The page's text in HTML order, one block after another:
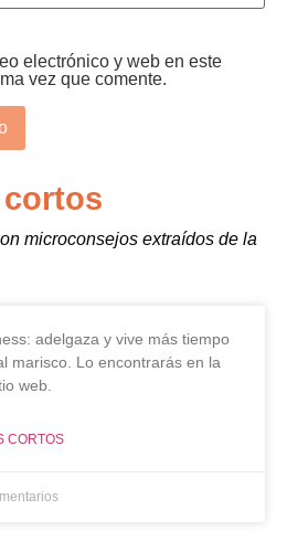
electrónico y web en este
vez que comente.
microconsejos extraídos de la
adelgaza y vive más tiempo
marisco. Lo encontrarás en la
web.
CORTOS